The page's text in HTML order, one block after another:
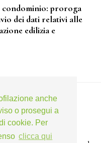
anche
o prosegui a
cookie. Per
clicca qui
proroga
dei dati relativi alle
edilizia e
TWITTER